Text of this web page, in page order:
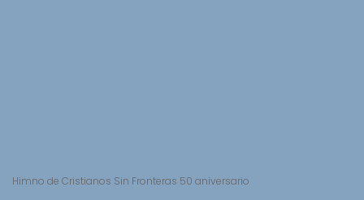
Himno de Cristianos Sin Fronteras 50 aniversario